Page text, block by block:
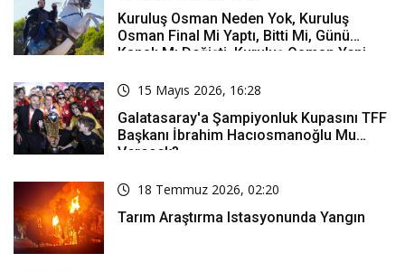
Kuruluş Osman Neden Yok, Kuruluş
Osman Final Mi Yaptı, Bitti Mi, Günü
Kanalı Mı Değişti, Kuruluş Osman Yeni
15 Mayıs 2026, 16:28
Galatasaray'a Şampiyonluk Kupasını TFF
Başkanı İbrahim Hacıosmanoğlu Mu
Verecek?
18 Temmuz 2026, 02:20
Tarım Araştırma Istasyonunda Yangın